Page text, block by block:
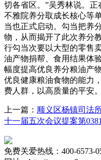
切各省区。”吴秀林说。
不雅院养分取成长核心等
当也正式启动。勾当把养
物，从而揭开了此次养分
行勾当次要以大型的零售
油产物捐帮、食用结果体
幅度提高优良养分粮油产
优良健康粮油食物的能力
费人群，以高质量的平安。
上一篇： 顺义区杨镇司法
十一届五次会议提案第
免费关爱热线：400-6573-